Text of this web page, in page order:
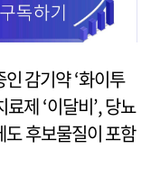
감기약 ‘화이투
료제 ‘이달비’, 당뇨
도 후보물질이 포함